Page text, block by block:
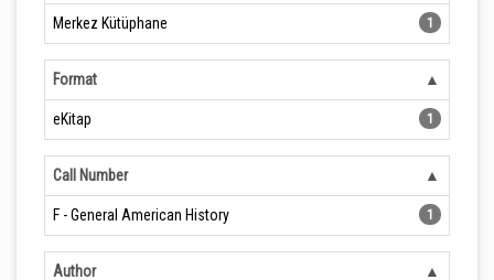
Merkez Kütüphane 1
Format
eKitap 1
Call Number
F - General American History 1
Author